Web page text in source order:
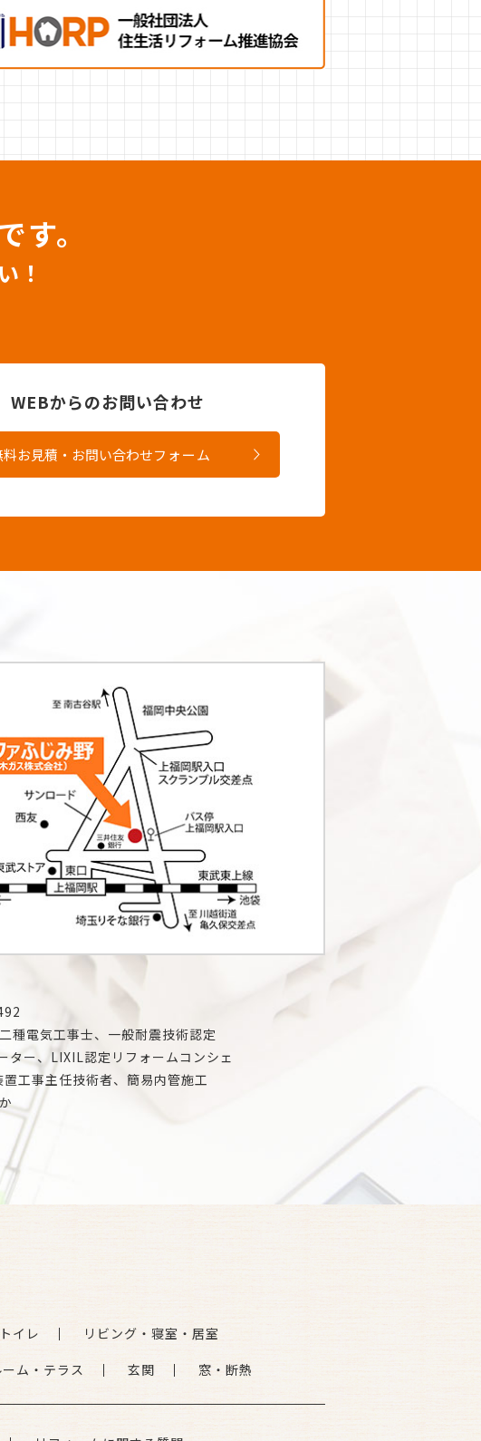
す。
！
WEBからのお問い合わせ
料お見積・お問い合わせフォーム
種電気工事士、一般耐震技術認定
ター、LIXIL認定リフォームコンシェ
工事主任技術者、簡易内管施工
トイレ
リビング・寝室・居室
ム・テラス 玄関 窓・断熱